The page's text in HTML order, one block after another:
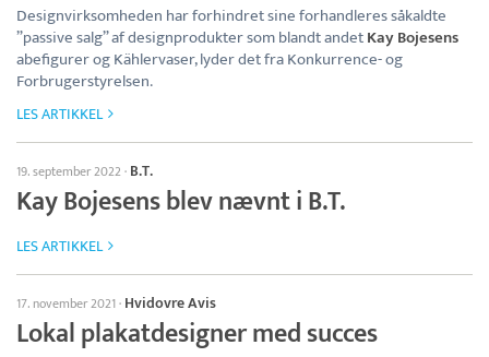
Designvirksomheden har forhindret sine forhandleres såkaldte
”passive salg” af designprodukter som blandt andetKay Bojesens
abefigurer og Kählervaser, lyder det fra Konkurrence- og
Forbrugerstyrelsen.
LES ARTIKKEL
19. september 2022· B.T.
Kay Bojesens blev nævnt i B.T.
LES ARTIKKEL
17. november 2021· Hvidovre Avis
Lokal plakatdesigner med succes